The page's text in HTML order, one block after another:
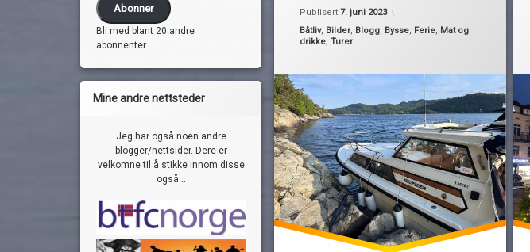
Publisert7. juni 2023
Kategorier:
Båtliv, Bilder, Blogg Bysse Ferie Mat og
drikke ,Turer
jobbkolleger
oscarsborg
Abonner
Bli med blant 20 andre
abonnenter
Mine andre nettsteder
Jeg har også noen andre
blogger/nettsider. Dere er
velkomne til å stikke innom disse
også...